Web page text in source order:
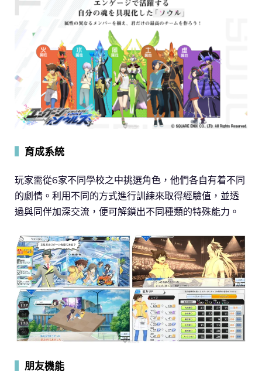
育成系統
玩家需從6家不同學校之中挑選角色，他們各自有着不同
的劇情。利用不同的方式進行訓練來取得經驗值，並透
過與同伴加深交流，便可解鎖出不同種類的特殊能力。
朋友機能